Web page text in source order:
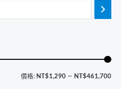
最
最
價格: NT$1,290 — NT$461,700